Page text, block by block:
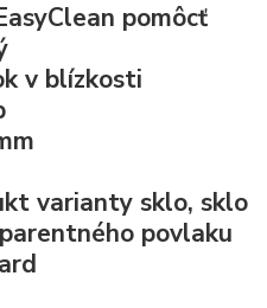
pomôcť
v blízkosti
varianty sklo, sklo
povlaku